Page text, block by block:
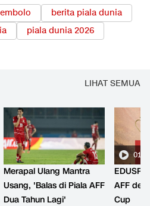
berita piala dunia
piala dunia 2026
LIHAT SEMUA
Merapal Ulang Mantra
Usang, 'Balas di Piala AFF
Dua Tahun Lagi'
AFF
Cup